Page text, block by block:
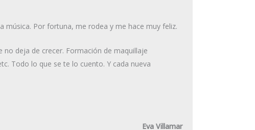
música. Por fortuna, me rodea y me hace muy feliz.
deja de crecer. Formación de maquillaje
Todo lo que se te lo cuento. Y cada nueva
Eva Villamar